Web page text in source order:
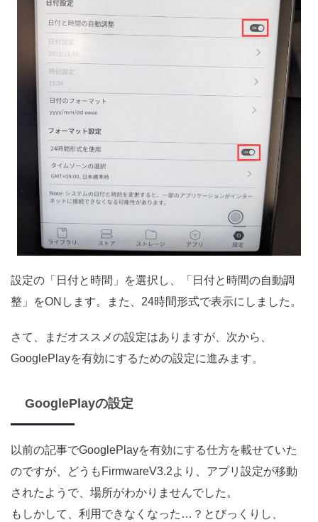
設定の「日付と時間」を選択し、「日付と時間の自動調
整」をONします。また、24時間形式で表示にしました。
さて、まだオススメの設定はありますが、次から、
GooglePlayを有効にするための設定に進みます。
GooglePlayの設定
以前の記事でGooglePlayを有効にする仕方を載せていた
のですが、どうもFirmwareV3.2より、アプリ設定が移動
されたようで、場所がわかりませんでした。
もしかして、利用できなくなった…？とびっくりし、